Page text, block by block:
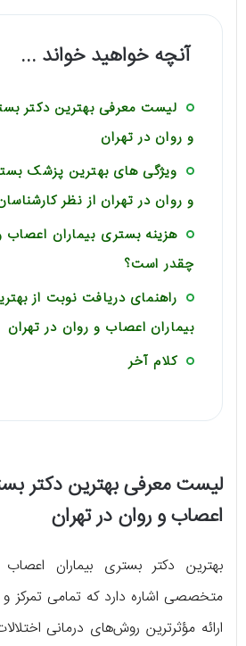
آنچه خواهید خواند ...
لیست معرفی بهترین دکتر
و روان در تهران
ویژگی های بهترین پزشک
و روان در تهران از نظر
هزینه بستری بیماران اعصاب
چقدر است؟
راهنمای دریافت نوبت از
بیماران اعصاب و روان در تهران
کلام آخر
لیست معرفی بهترین دکتر
اعصاب و روان در تهران
بهترین دکتر بستری بیماران
متخصصی اشاره دارد که تمامی
ارائه مؤثرترین روش‌های درمانی